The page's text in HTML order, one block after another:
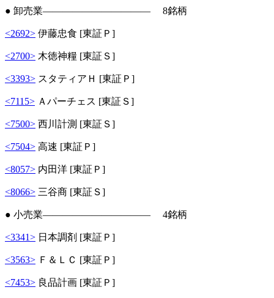
● 卸売業――――――――――― 8銘柄
<2692> 伊藤忠食 [東証Ｐ]
<2700> 木徳神糧 [東証Ｓ]
<3393> スタティアＨ [東証Ｐ]
<7115> Ａパーチェス [東証Ｓ]
<7500> 西川計測 [東証Ｓ]
<7504> 高速 [東証Ｐ]
<8057> 内田洋 [東証Ｐ]
<8066> 三谷商 [東証Ｓ]
● 小売業――――――――――― 4銘柄
<3341> 日本調剤 [東証Ｐ]
<3563> Ｆ＆ＬＣ [東証Ｐ]
<7453> 良品計画 [東証Ｐ]